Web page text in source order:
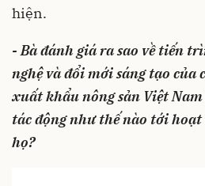
hiện.
- Bà đánh giá ra sao về tiến
nghệ và đổi mới sáng tạo của
xuất khẩu nông sản Việt Nam
tác động như thế nào tới
họ?